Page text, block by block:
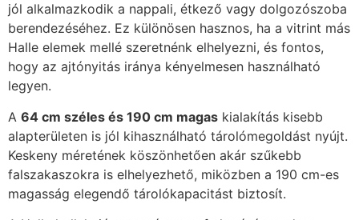
jól alkalmazkodik a nappali, étkező vagy dolgozószoba
berendezéséhez. Ez különösen hasznos, ha a vitrint más
Halle elemek mellé szeretnénk elhelyezni, és fontos,
hogy az ajtónyitás iránya kényelmesen használható
legyen.
A 64 cm széles és 190 cm magas kialakítás kisebb
alapterületen is jól kihasználható tárolómegoldást nyújt.
Keskeny méretének köszönhetően akár szűkebb
falszakaszokra is elhelyezhető, miközben a 190 cm-es
magasság elegendő tárolókapacitást biztosít.